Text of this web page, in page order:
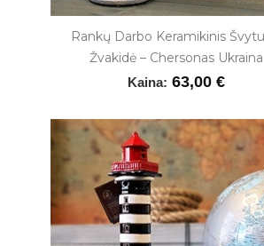
Rankų Darbo Keramikinis
Žvakidė – Chersonas Ukraina
Kaina: 63,00 €